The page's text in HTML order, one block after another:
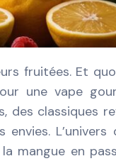
fruitées. Et
une vape
des classiques
L’univers
mangue en